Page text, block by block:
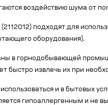
воздействию шума от
подходят для
оборудования).
в горнодобывающей
быстро извлечь их при
и в бытовых
гипоаллергенным и не